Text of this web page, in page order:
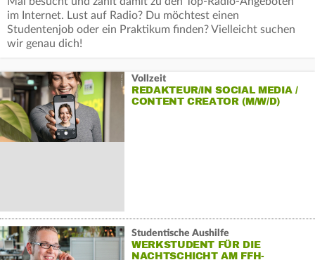
im Internet. Lust auf Radio? Du möchtest einen
Studentenjob oder ein Praktikum finden? Vielleicht suchen
wir genau dich!
Vollzeit
REDAKTEUR/IN SOCIAL MEDIA /
CONTENT CREATOR (M/W/D)
Studentische Aushilfe
WERKSTUDENT FÜR DIE
NACHTSCHICHT AM FFH-